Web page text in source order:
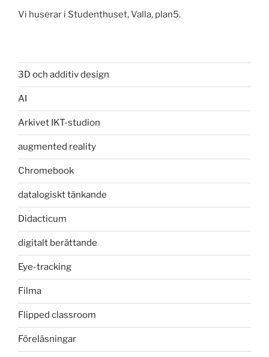
Vi huserar i Studenthuset, Valla, plan5.
3D och additiv design
AI
Arkivet IKT-studion
augmented reality
Chromebook
datalogiskt tänkande
Didacticum
digitalt berättande
Eye-tracking
Filma
Flipped classroom
Föreläsningar